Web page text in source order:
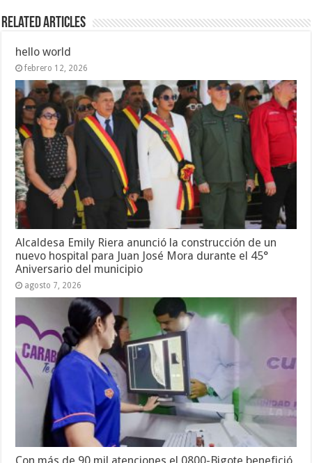
Related Articles
hello world
febrero 12, 2026
Alcaldesa Emily Riera anunció la construcción de un
nuevo hospital para Juan José Mora durante el 45°
Aniversario del municipio
agosto 7, 2026